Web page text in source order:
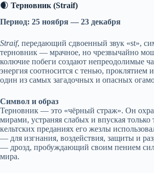
🌒 Терновник (Straif)
Период: 25 ноября — 23 декабря
Straif, передающий сдвоенный звук «st»,
терновник — мрачное, но чрезвычайно
колючие побеги создают непреодолимые
энергия соотносится с тенью, проклятием
один из самых загадочных и опасных
Символ и образ
Терновник — это «чёрный страж». Он
мирами, устраняя слабых и впуская только
кельтских преданиях его жезлы
— для изгнания, воздействия, защиты и
— дрозд, пробуждающий своим пением
мира.